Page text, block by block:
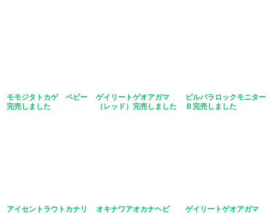
モモジタトカゲ ベビー
完売しました
ゲイリートゲオアガマ
（レッド）完売しました
ピルバラロックモニター
Ｂ完売しました
アイセントラウトカナリ
オキナワアオカナヘビ
ゲイリートゲオアガマ